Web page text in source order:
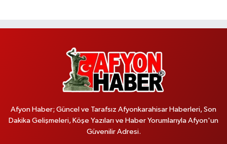
Afyon Haber; Güncel ve Tarafsız Afyonkarahisar Haberleri, Son
Dakika Gelişmeleri, Köşe Yazıları ve Haber Yorumlarıyla Afyon'un
Güvenilir Adresi.